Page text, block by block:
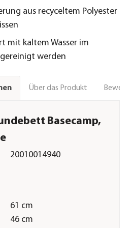
aus recyceltem Polyester
mit kaltem Wasser im
werden
Über das Produkt
Basecamp,
20010014940
61 cm
46 cm